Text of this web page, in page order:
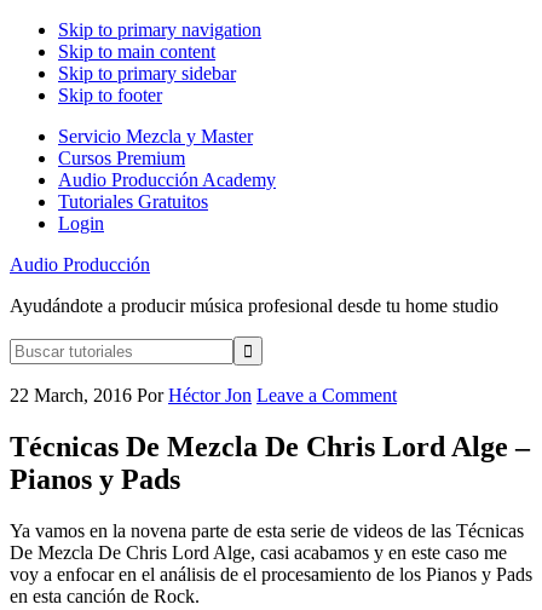
Skip to primary navigation
Skip to main content
Skip to primary sidebar
Skip to footer
Servicio Mezcla y Master
Cursos Premium
Audio Producción Academy
Tutoriales Gratuitos
Login
Audio Producción
Ayudándote a producir música profesional desde tu home studio
Buscar
tutoriales
22 March, 2016 PorHéctor Jon Leave a Comment
Técnicas De Mezcla De Chris Lord Alge –
Pianos y Pads
Ya vamos en la novena parte de esta serie de videos de las Técnicas
De Mezcla De Chris Lord Alge, casi acabamos y en este caso me
voy a enfocar en el análisis de el procesamiento de los Pianos y Pads
en esta canción de Rock.